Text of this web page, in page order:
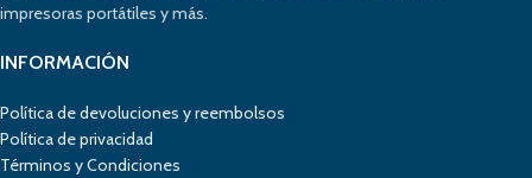
impresoras portátiles y más.
INFORMACIÓN
Política de devoluciones y reembolsos
Política de privacidad
Términos y Condiciones